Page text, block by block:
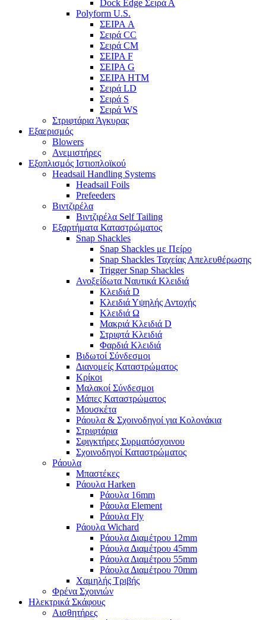
Dock Edge Σειρά Α
Polyform U.S.
ΣΕΙΡΑ A
Σειρά CC
Σειρά CM
ΣΕΙΡΑ F
ΣΕΙΡΑ G
ΣΕΙΡΑ HTM
Σειρά LD
Σειρά S
Σειρά WS
Στριφτάρια Άγκυρας
Εξαερισμός
Blowers
Ανεμιστήρες
Εξοπλισμός Ιστιοπλοϊκού
Headsail Handling Systems
Headsail Foils
Prefeeders
Βιντζιρέλα
Βιντζιρέλα Self Tailing
Εξαρτήματα Καταστρώματος
Snap Shackles
Snap Shackles με Πείρο
Snap Shackles Ταχείας Απελευθέρωσης
Trigger Snap Shackles
Ανοξείδωτα Ναυτικά Κλειδιά
Κλειδιά D
Κλειδιά Υψηλής Αντοχής
Κλειδιά Ω
Μακριά Κλειδιά D
Στριφτά Κλειδιά
Φαρδιά Κλειδιά
Βιδωτοί Σύνδεσμοι
Διανομείς Καταστρώματος
Κρίκοι
Μαλακοί Σύνδεσμοι
Μάπες Καταστρώματος
Μουσκέτα
Ράουλα & Σχοινοδηγοί για Κολονάκια
Στριφτάρια
Σφιγκτήρες Συρματόσχοινου
Σχοινοδηγοί Καταστρώματος
Ράουλα
Μπαστέκες
Ράουλα Harken
Ράουλα 16mm
Ράουλα Element
Ράουλα Fly
Ράουλα Wichard
Ράουλα Διαμέτρου 12mm
Ράουλα Διαμέτρου 45mm
Ράουλα Διαμέτρου 55mm
Ράουλα Διαμέτρου 70mm
Χαμηλής Τριβής
Φρένα Σχοινιών
Ηλεκτρικά Σκάφους
Αισθητήρες